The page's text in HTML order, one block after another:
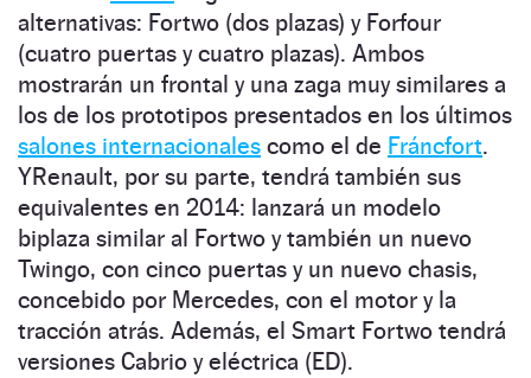
alternativas: Fortwo (dos plazas) y Forfour
(cuatro puertas y cuatro plazas). Ambos
mostrarán un frontal y una zaga muy similares a
los de los prototipos presentados en los últimos
salones internacionales como el de Fráncfort.
YRenault, por su parte, tendrá también sus
equivalentes en 2014: lanzará un modelo
biplaza similar al Fortwo y también un nuevo
Twingo, con cinco puertas y un nuevo chasis,
concebido por Mercedes, con el motor y la
tracción atrás. Además, el Smart Fortwo tendrá
versiones Cabrio y eléctrica (ED).